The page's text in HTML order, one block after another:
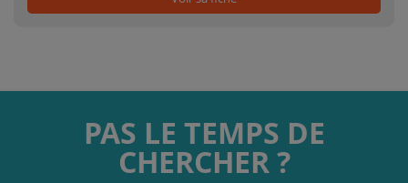
PAS LE TEMPS DE
CHERCHER ?